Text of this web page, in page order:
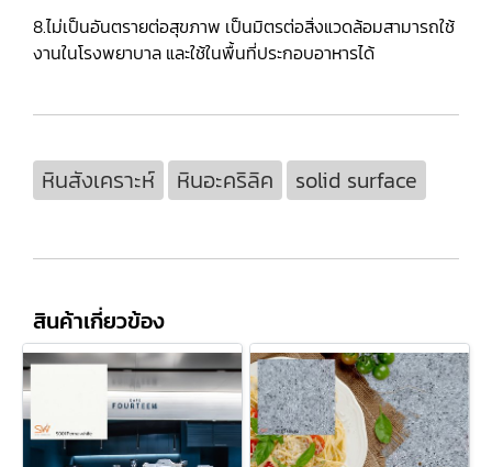
8.ไม่เป็นอันตรายต่อสุขภาพ เป็นมิตรต่อสิ่งแวดล้อมสามารถใช้
งานในโรงพยาบาล และใช้ในพื้นที่ประกอบอาหารได้
หินสังเคราะห์ หินอะคริลิค solid surface
สินค้าเกี่ยวข้อง